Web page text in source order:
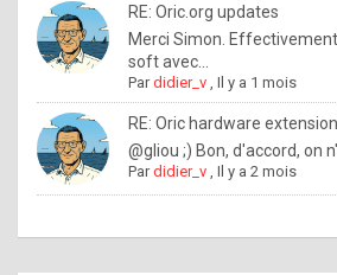
o
w
h
o
w
o
RE: Oric.org updates
Merci Simon.
soft avec...
Pardidier_v ,Il y a 1 mois
RE: Oric hardware
@gliou ;) Bon, d'accord, on
Pardidier_v ,Il y a 2 mois